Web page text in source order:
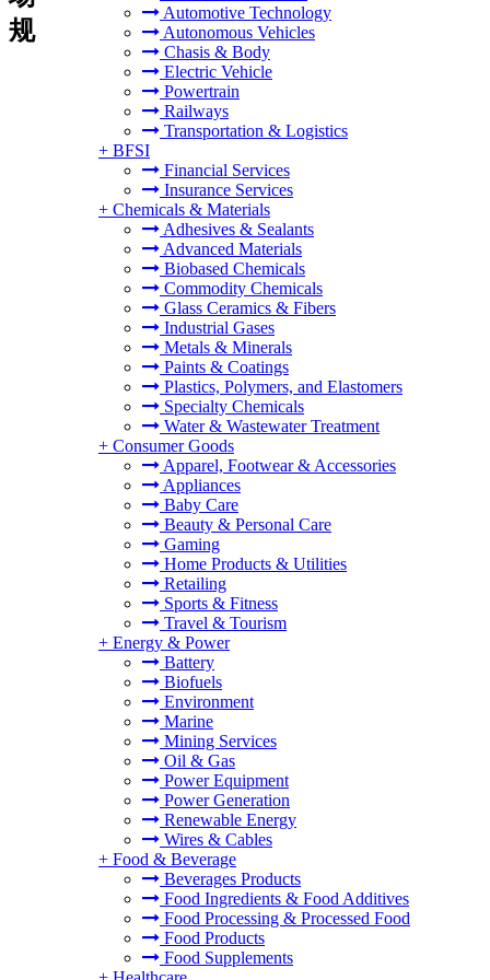
Automotive Technology
Autonomous Vehicles
Chasis & Body
Electric Vehicle
Powertrain
Railways
Transportation & Logistics
+ BFSI
Financial Services
Insurance Services
+ Chemicals & Materials
Adhesives & Sealants
Advanced Materials
Biobased Chemicals
Commodity Chemicals
Glass Ceramics & Fibers
Industrial Gases
Metals & Minerals
Paints & Coatings
Plastics, Polymers, and Elastomers
Specialty Chemicals
Water & Wastewater Treatment
+ Consumer Goods
Apparel, Footwear & Accessories
Appliances
Baby Care
Beauty & Personal Care
Gaming
Home Products & Utilities
Retailing
Sports & Fitness
Travel & Tourism
+ Energy & Power
Battery
Biofuels
Environment
Marine
Mining Services
Oil & Gas
Power Equipment
Power Generation
Renewable Energy
Wires & Cables
+ Food & Beverage
Beverages Products
Food Ingredients & Food Additives
Food Processing & Processed Food
Food Products
Food Supplements
规